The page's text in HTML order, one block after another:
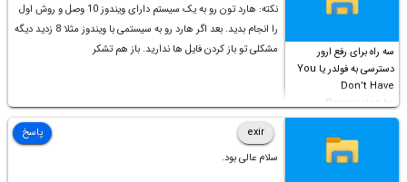
سه راه برای رفع ارور
دسترسی به فولدر یا You
Don’t Have
Permission to
Access this folder
نکته: هارد تون رو به یک سیستم دارای ویندوز 10 وصل و روش اول
را انجام بدید. بعد اگر هارد رو به سیستمی با ویندوز مثلا 8 زدید دیگه
مشکلی تو باز کردن فایل ها ندارید. باز هم تشکر
exir
سلام عالی بود.
پاسخ